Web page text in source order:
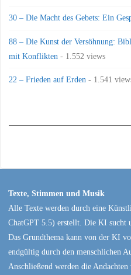
30 – Die Macht des Gebets: Ein
88 – Die Kunst der Versöhnung:
mit Konflikten - 1.552 views
22 – Frieden auf Erden - 1.541
Texte, Stimmen und Musik
Alle Texte werden durch eine
ChatGPT 5.5) erstellt. Die KI sucht
Das Grundthema kann von der KI
endgültig durch den menschlichen
Anschließend werden die